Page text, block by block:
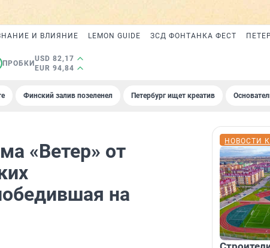
И ВЛИЯНИЕ LEMON GUIDE ЗСД ФОНТАНКА ФЕСТ
ПРОБКИ
USD 82,17
EUR 94,84
Финский залив позеленел Петербург ищет креатив
«Ветер» от
на
НОВОСТИ